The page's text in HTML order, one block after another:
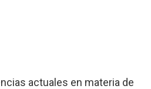
actuales en materia de